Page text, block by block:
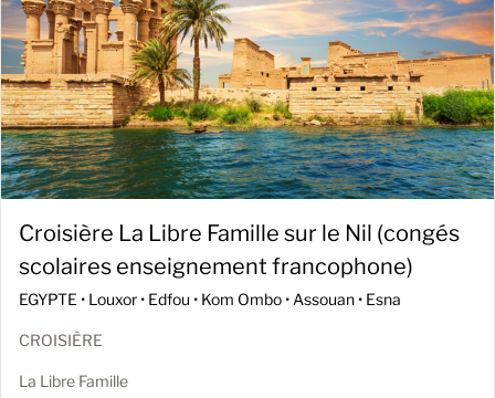
Croisière La Libre Famille sur le Nil (congés
scolaires enseignement francophone)
EGYPTE • Louxor • Edfou • Kom Ombo • Assouan • Esna
CROISIÈRE
La Libre Famille